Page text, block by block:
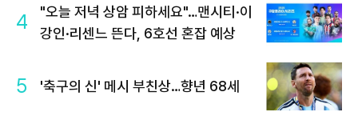
4
"오늘 저녁 상암 피하세요"…맨시티·이
강인·리센느 뜬다, 6호선 혼잡 예상
5 '축구의 신' 메시 부친상…향년 68세